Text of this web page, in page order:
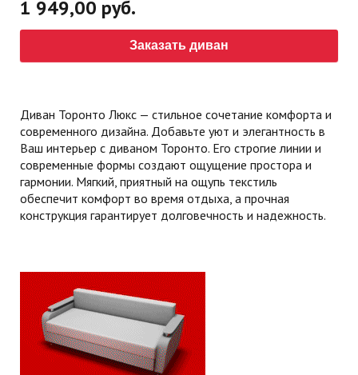
1 949,00 руб.
Заказать диван
Диван Торонто Люкс — стильное сочетание комфорта и
современного дизайна. Добавьте уют и элегантность в
Ваш интерьер с диваном Торонто. Его строгие линии и
современные формы создают ощущение простора и
гармонии. Мягкий, приятный на ощупь текстиль
обеспечит комфорт во время отдыха, а прочная
конструкция гарантирует долговечность и надежность.